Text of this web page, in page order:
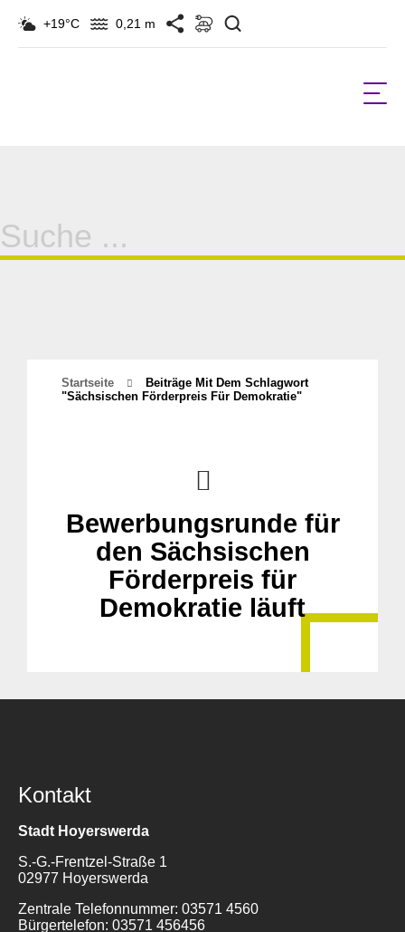
+19°C 0,21 m
Suche
für:
Startseite
Beiträge Mit Dem Schlagwort
"Sächsischen Förderpreis Für Demokratie"
Bewerbungsrunde für
den Sächsischen
Förderpreis für
Demokratie läuft
Kontakt
Stadt Hoyerswerda
S.-G.-Frentzel-Straße 1
02977 Hoyerswerda
Zentrale Telefonnummer: 03571 4560
Bürgertelefon: 03571 456456